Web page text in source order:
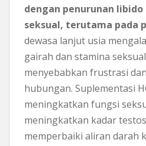
dengan penurunan
seksual, terutama pada
dewasa lanjut usia
gairah dan stamina
menyebabkan frustrasi
hubungan. Suplementasi
meningkatkan fungsi
meningkatkan kadar
memperbaiki aliran darah